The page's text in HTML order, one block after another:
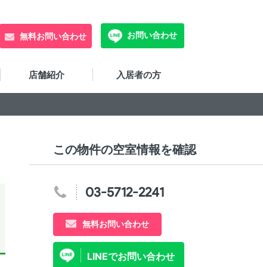
無料お問い合わせ お問い合わせ
店舗紹介 入居者の方
この物件の空室情報を確認
03-5712-2241
無料お問い合わせ
LINEでお問い合わせ